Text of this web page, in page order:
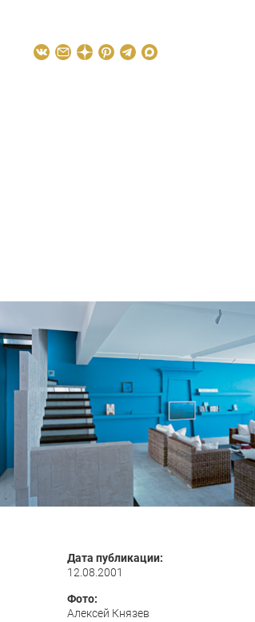
Дата публикации:
12.08.2001
Фото:
Алексей Князев